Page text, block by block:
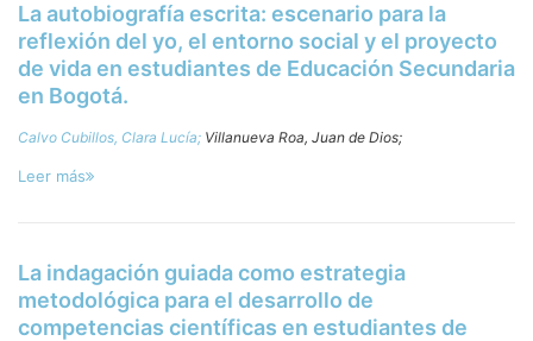
La autobiografía escrita: escenario para la
reflexión del yo, el entorno social y el proyecto
de vida en estudiantes de Educación Secundaria
en Bogotá.
Calvo Cubillos, Clara Lucía; Villanueva Roa, Juan de Dios;
Leer más
La indagación guiada como estrategia
metodológica para el desarrollo de
competencias científicas en estudiantes de